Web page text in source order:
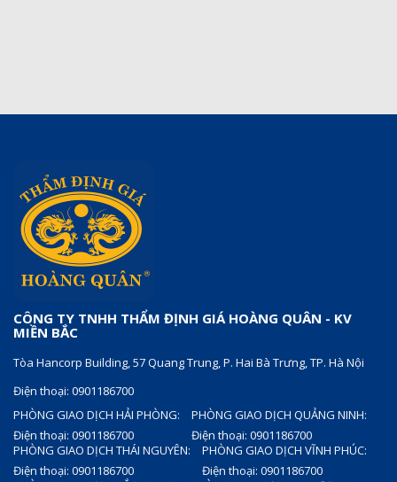
CÔNG TY TNHH THẨM ĐỊNH GIÁ HOÀNG QUÂN - KV
MIỀN BẮC
Tòa Hancorp Building, 57 Quang Trung, P. Hai Bà Trưng, TP. Hà Nội
Điện thoại: 0901186700
PHÒNG GIAO DỊCH HẢI PHÒNG:
Điện thoại: 0901186700
PHÒNG GIAO DỊCH QUẢNG NINH:
Điện thoại: 0901186700
PHÒNG GIAO DỊCH THÁI NGUYÊN:
Điện thoại: 0901186700
PHÒNG GIAO DỊCH VĨNH PHÚC:
Điện thoại: 0901186700